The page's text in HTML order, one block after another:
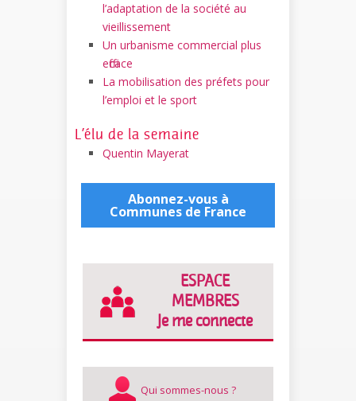
l’adaptation de la société au
vieillissement
Un urbanisme commercial plus
efficace
La mobilisation des préfets pour
l’emploi et le sport
L’élu de la semaine
Quentin Mayerat
Abonnez-vous à
Communes de France
ESPACE
MEMBRES
Je me connecte
Qui sommes-nous ?